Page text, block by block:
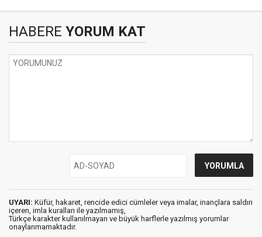
HABERE YORUM KAT
UYARI: Küfür, hakaret, rencide edici cümleler veya imalar, inançlara saldırı
içeren, imla kuralları ile yazılmamış,
Türkçe karakter kullanılmayan ve büyük harflerle yazılmış yorumlar
onaylanmamaktadır.